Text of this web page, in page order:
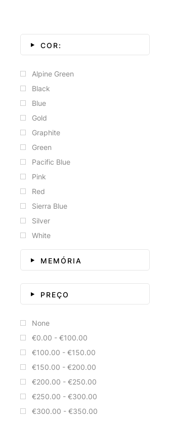
COR:
Alpine Green
Black
Blue
Gold
Graphite
Green
Pacific Blue
Pink
Red
Sierra Blue
Silver
White
MEMÓRIA
PREÇO
None
€0.00 - €100.00
€100.00 - €150.00
€150.00 - €200.00
€200.00 - €250.00
€250.00 - €300.00
€300.00 - €350.00